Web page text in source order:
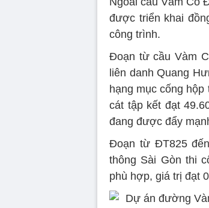
được triển khai
công trình.
Đoạn từ cầu Vàm
liên danh Quang
hạng mục cống
cát tập kết đạt
đang được đẩy
Đoạn từ ĐT825
thông Sài Gòn thi
phù hợp, giá trị đạt